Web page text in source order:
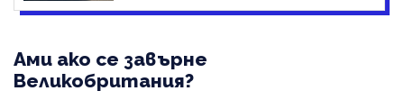
Ами ако се завърне
Великобритания?